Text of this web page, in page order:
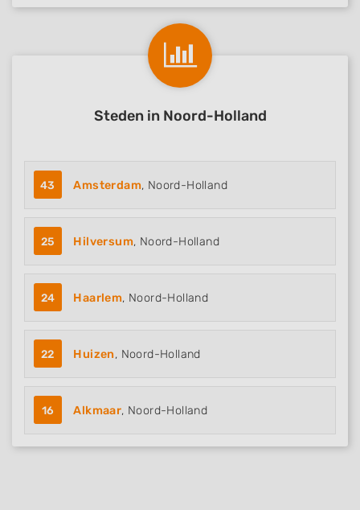
Steden in Noord-Holland
43 Amsterdam, Noord-Holland
25 Hilversum, Noord-Holland
24 Haarlem, Noord-Holland
22 Huizen, Noord-Holland
16 Alkmaar, Noord-Holland